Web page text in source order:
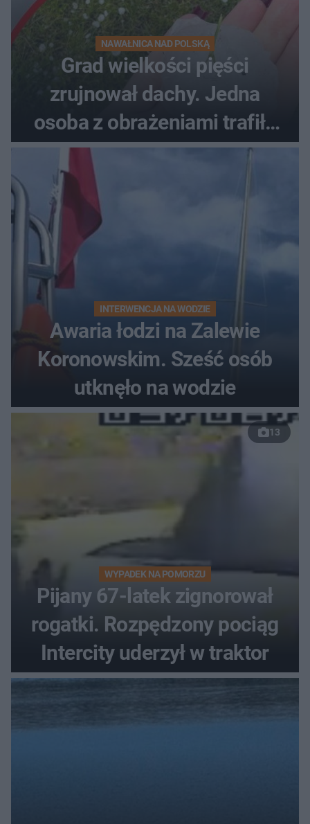
NAWAŁNICA NAD POLSKĄ
Grad wielkości pięści
zrujnował dachy. Jedna
osoba z obrażeniami trafiła
do szpitala
INTERWENCJA NA WODZIE
Awaria łodzi na Zalewie
Koronowskim. Sześć osób
utknęło na wodzie
13
WYPADEK NA POMORZU
Pijany 67-latek zignorował
rogatki. Rozpędzony pociąg
Intercity uderzył w traktor